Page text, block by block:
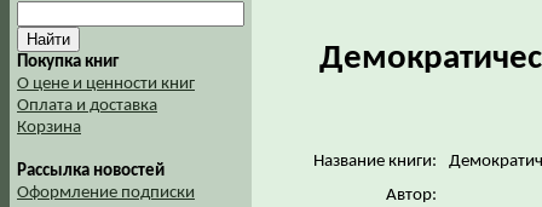
Покупка книг
О цене и ценности книг
Оплата и доставка
Корзина
Рассылка новостей
Оформление подписки
Название книги:
Автор: